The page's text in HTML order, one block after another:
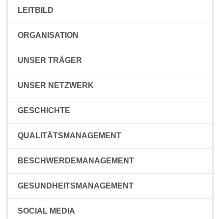
LEITBILD
ORGANISATION
UNSER TRÄGER
UNSER NETZWERK
GESCHICHTE
QUALITÄTSMANAGEMENT
BESCHWERDEMANAGEMENT
GESUNDHEITSMANAGEMENT
SOCIAL MEDIA